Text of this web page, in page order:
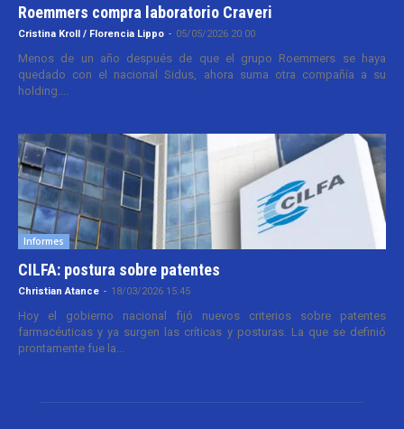
Roemmers compra laboratorio Craveri
Cristina Kroll / Florencia Lippo - 05/05/2026 20:00
Menos de un año después de que el grupo Roemmers se haya
quedado con el nacional Sidus, ahora suma otra compañía a su
holding....
Informes
CILFA: postura sobre patentes
Christian Atance - 18/03/2026 15:45
Hoy el gobierno nacional fijó nuevos criterios sobre patentes
farmacéuticas y ya surgen las críticas y posturas. La que se definió
prontamente fue la...